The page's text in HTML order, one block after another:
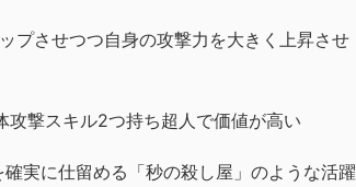
プさせつつ自身の攻撃力を大きく上昇させ
撃スキル2つ持ち超人で価値が高い
実に仕留める「秒の殺し屋」のような活躍